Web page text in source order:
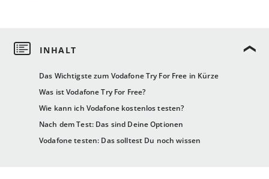
Das Wichtigste zum Vodafone Try For Free in Kürze
Was ist Vodafone Try For Free?
Wie kann ich Vodafone kostenlos testen?
Nach dem Test: Das sind Deine Optionen
Vodafone testen: Das solltest Du noch wissen